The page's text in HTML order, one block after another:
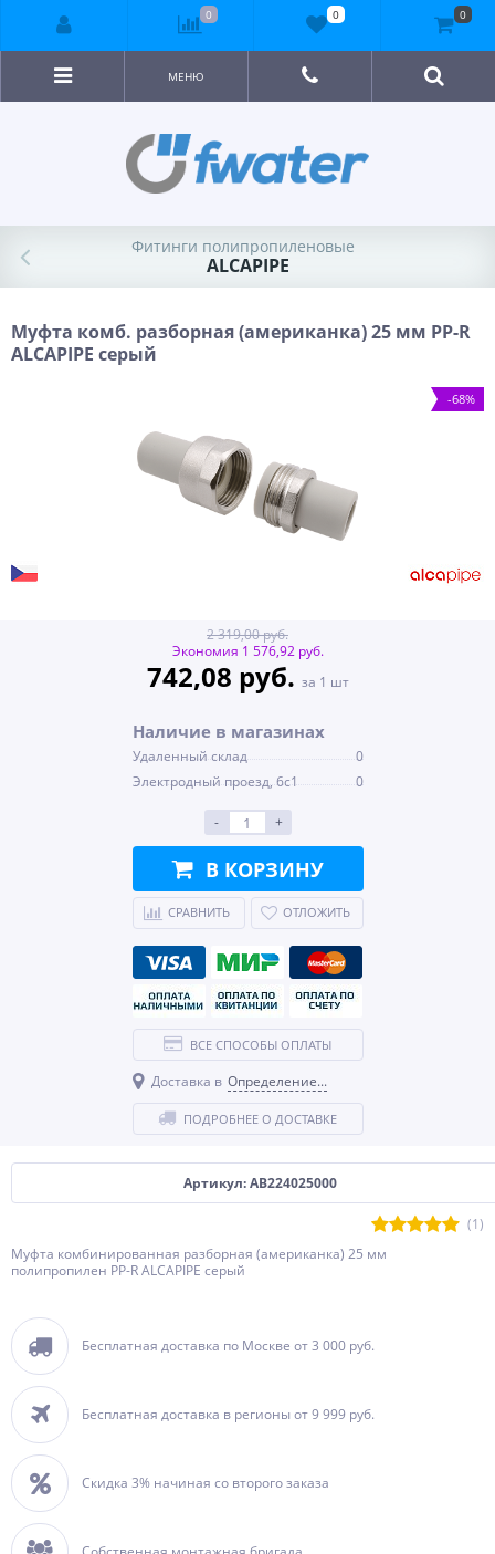
МЕНЮ
Фитинги полипропиленовые
ALCAPIPE
Муфта комб. разборная (американка) 25 мм PP-R
ALCAPIPE серый
-68%
Артикул: AB224025000
(1)
Муфта комбинированная разборная (американка) 25 мм
полипропилен PP-R ALCAPIPE серый
Бесплатная доставка по Москве от 3 000 руб.
Бесплатная доставка в регионы от 9 999 руб.
Скидка 3% начиная со второго заказа
2 319,00 руб.
Экономия 1 576,92 руб.
742,08 руб. за 1 шт
Наличие в магазинах
Удаленный склад
0
Электродный проезд, 6с1
0
- +
В КОРЗИНУ
СРАВНИТЬ ОТЛОЖИТЬ
ВСЕ СПОСОБЫ ОПЛАТЫ
Доставка в Определение...
ПОДРОБНЕЕ О ДОСТАВКЕ
0 0 0